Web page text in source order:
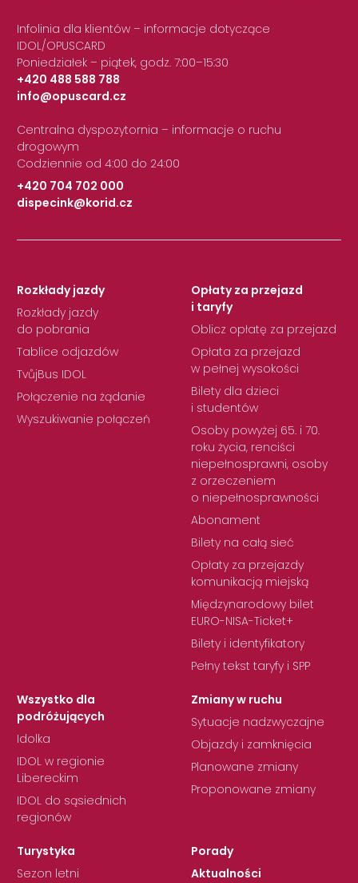
Infolinia dla klientów – informacje dotyczące
IDOL/OPUSCARD
Poniedziałek – piątek, godz. 7:00–15:30
+420 488 588 788
|
info@opuscard.cz
Centralna dyspozytornia – informacje o ruchu
drogowym
Codziennie od 4:00 do 24:00
+420 704 702 000
|
dispecink@korid.cz
Rozkłady jazdy
Rozkłady jazdy
do pobrania
Tablice odjazdów
TvůjBus IDOL
Połączenie na żądanie
Wyszukiwanie połączeń
Opłaty za przejazd
i taryfy
Oblicz opłatę za przejazd
Opłata za przejazd
w pełnej wysokości
Bilety dla dzieci
i studentów
Osoby powyżej 65. i 70.
roku życia, renciści
niepełnosprawni, osoby
z orzeczeniem
o niepełnosprawności
Abonament
Bilety na całą sieć
Opłaty za przejazdy
komunikacją miejską
Międzynarodowy bilet
EURO-NISA-Ticket+
Bilety i identyfikatory
Pełny tekst taryfy i SPP
Wszystko dla
podróżujących
Idolka
IDOL w regionie
Libereckim
IDOL do sąsiednich
regionów
Zmiany w ruchu
Sytuacje nadzwyczajne
Objazdy i zamknięcia
Planowane zmiany
Proponowane zmiany
Turystyka
Sezon letni
Porady
Aktualności